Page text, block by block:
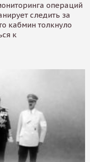
операций
следить за
кабмин толкнуло
к